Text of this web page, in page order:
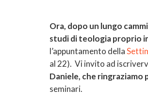
Ora, dopo un lungo
studi di teologia proprio
l’appuntamento della
al 22). Vi invito ad
Daniele, che ringraziamo
seminari.